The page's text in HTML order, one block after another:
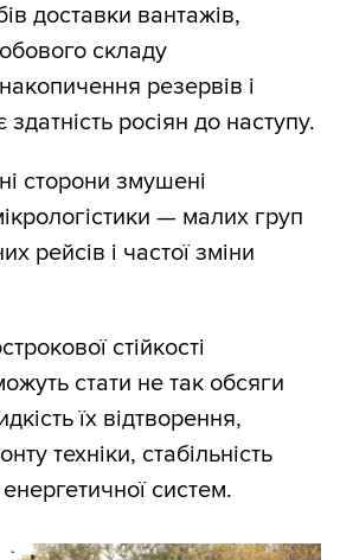
доставки вантажів,
складу
резервів і
росіян до наступу.
сторони змушені
— малих груп
рейсів і частої зміни
стійкості
стати не так обсяги
їх відтворення,
техніки, стабільність
систем.